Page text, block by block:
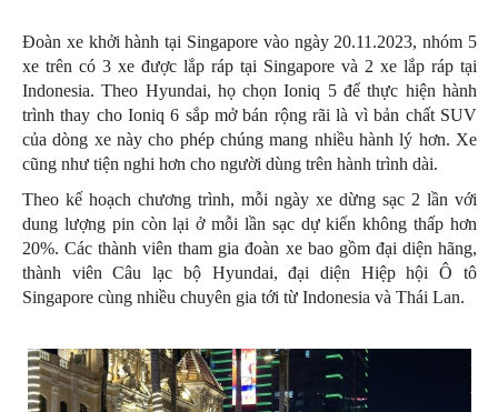
Đoàn xe khởi hành tại Singapore vào ngày 20.11.2023, nhóm 5
xe trên có 3 xe được lắp ráp tại Singapore và 2 xe lắp ráp tại
Indonesia. Theo Hyundai, họ chọn Ioniq 5 để thực hiện hành
trình thay cho Ioniq 6 sắp mở bán rộng rãi là vì bản chất SUV
của dòng xe này cho phép chúng mang nhiều hành lý hơn. Xe
cũng như tiện nghi hơn cho người dùng trên hành trình dài.
Theo kế hoạch chương trình, mỗi ngày xe dừng sạc 2 lần với
dung lượng pin còn lại ở mỗi lần sạc dự kiến không thấp hơn
20%. Các thành viên tham gia đoàn xe bao gồm đại diện hãng,
thành viên Câu lạc bộ Hyundai, đại diện Hiệp hội Ô tô
Singapore cùng nhiều chuyên gia tới từ Indonesia và Thái Lan.